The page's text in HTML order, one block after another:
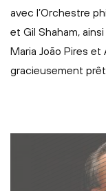
avec l’Orchestre
et Gil Shaham,
Maria João Pires
gracieusement